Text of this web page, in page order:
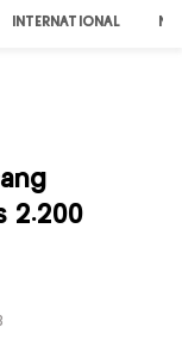
INTERNATIONAL
2.200